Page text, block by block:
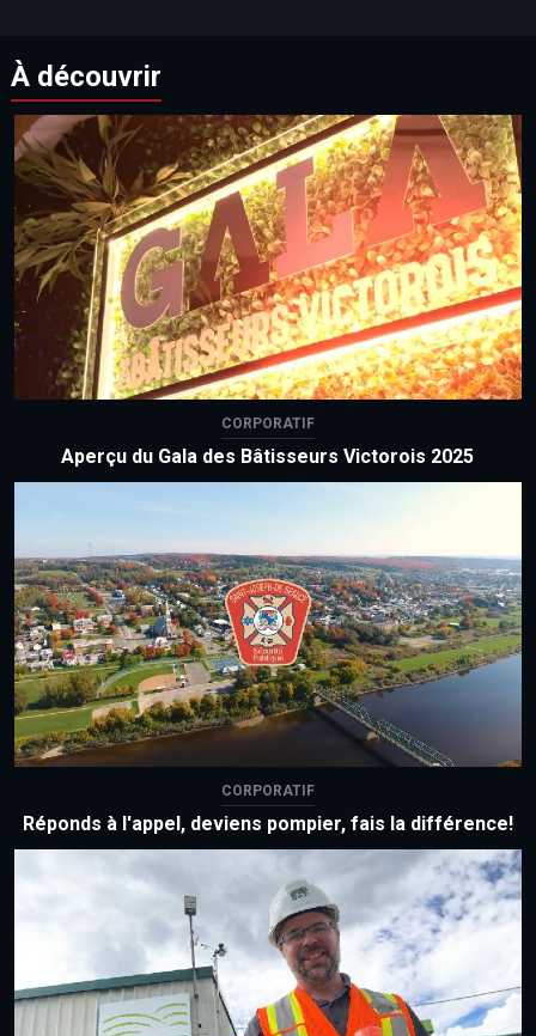
À découvrir
CORPORATIF
Aperçu du Gala des Bâtisseurs Victorois 2025
CORPORATIF
Réponds à l'appel, deviens pompier, fais la différence!